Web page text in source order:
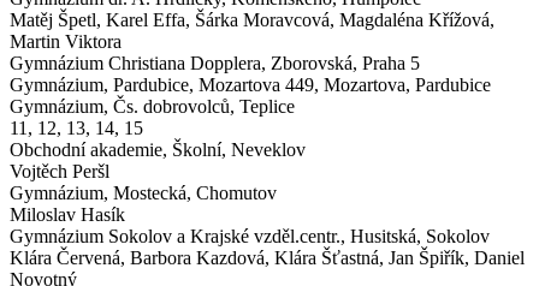
Matěj Špetl, Karel Effa, Šárka Moravcová, Magdaléna Křížová,
Martin Viktora
Gymnázium Christiana Dopplera, Zborovská, Praha 5
Gymnázium, Pardubice, Mozartova 449, Mozartova, Pardubice
Gymnázium, Čs. dobrovolců, Teplice
11, 12, 13, 14, 15
Obchodní akademie, Školní, Neveklov
Vojtěch Peršl
Gymnázium, Mostecká, Chomutov
Miloslav Hasík
Gymnázium Sokolov a Krajské vzděl.centr., Husitská, Sokolov
Klára Červená, Barbora Kazdová, Klára Šťastná, Jan Špiřík, Daniel
Novotný